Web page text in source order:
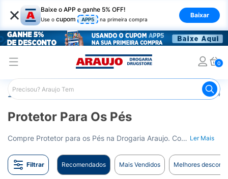
× Baixe o APP e ganhe 5% OFF!
Use o cupom APP5 na primeira compra
Baixar
0
Araujo Saúde e Bem Estar Fisioterapia e Atividade Física
Protetor Para Os Pés
Compre Protetor para os Pés na Drogaria Araujo. Conforto e cuidado para os seus pés. Entrega para todo o Brasil. Ler Mais
Filtrar Recomendados Mais Vendidos Melhores